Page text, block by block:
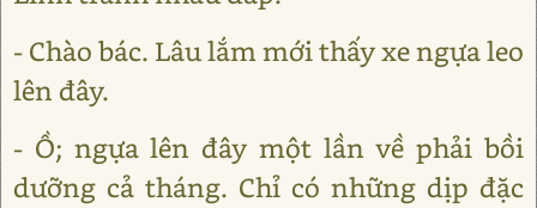
- Chào bác. Lâu lắm mới thấy xe ngựa leo
lên đây.
- Ồ; ngựa lên đây một lần về phải bồi
dưỡng cả tháng. Chỉ có những dịp đặc